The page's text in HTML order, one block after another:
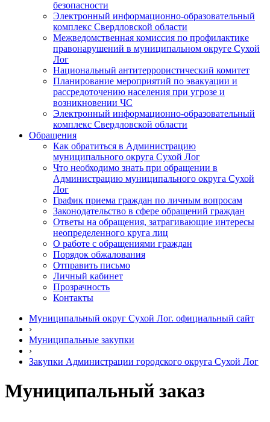
безопасности
Электронный информационно-образовательный
комплекс Cвердловской области
Межведомственная комиссия по профилактике
правонарушений в муниципальном округе Сухой
Лог
Национальный антитеррористический комитет
Планирование мероприятий по эвакуации и
рассредоточению населения при угрозе и
возникновении ЧС
Электронный информационно-образовательный
комплекс Свердловской области
Обращения
Как обратиться в Администрацию
муниципального округа Сухой Лог
Что необходимо знать при обращении в
Администрацию муниципального округа Сухой
Лог
График приема граждан по личным вопросам
Законодательство в сфере обращений граждан
Ответы на обращения, затрагивающие интересы
неопределенного круга лиц
О работе с обращениями граждан
Порядок обжалования
Отправить письмо
Личный кабинет
Прозрачность
Контакты
Муниципальный округ Сухой Лог. официальный сайт
›
Муниципальные закупки
›
Закупки Администрации городского округа Сухой Лог
Муниципальный заказ